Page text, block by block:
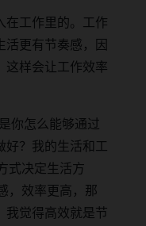
在工作里的。工作
活更有节奏感，因
这样会让工作效率
你怎么能够通过
好？我的生活和工
式决定生活方
，效率更高，那
我觉得高效就是节